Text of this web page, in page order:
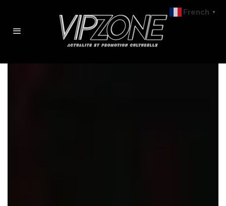
French ▼